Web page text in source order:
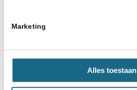
Marketing
Alles toestaan